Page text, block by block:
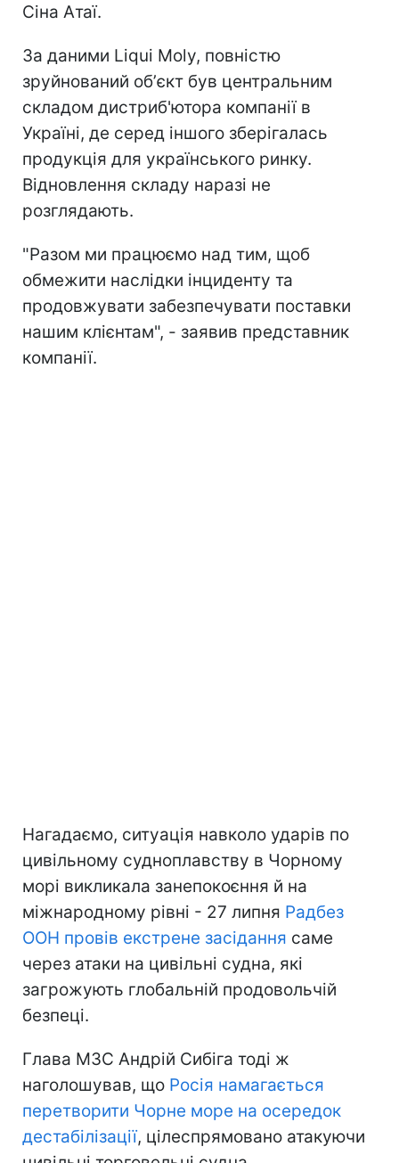
Сіна Атаї.
За даними Liqui Moly, повністю
зруйнований обʼєкт був центральним
складом дистриб'ютора компанії в
Україні, де серед іншого зберігалась
продукція для українського ринку.
Відновлення складу наразі не
розглядають.
"Разом ми працюємо над тим, щоб
обмежити наслідки інциденту та
продовжувати забезпечувати поставки
нашим клієнтам", - заявив представник
компанії.
Нагадаємо, ситуація навколо ударів по
цивільному судноплавству в Чорному
морі викликала занепокоєння й на
міжнародному рівні - 27 липня Радбез
ООН провів екстрене засідання саме
через атаки на цивільні судна, які
загрожують глобальній продовольчій
безпеці.
Глава МЗС Андрій Сибіга тоді ж
наголошував, що Росія намагається
перетворити Чорне море на осередок
дестабілізації, цілеспрямовано атакуючи